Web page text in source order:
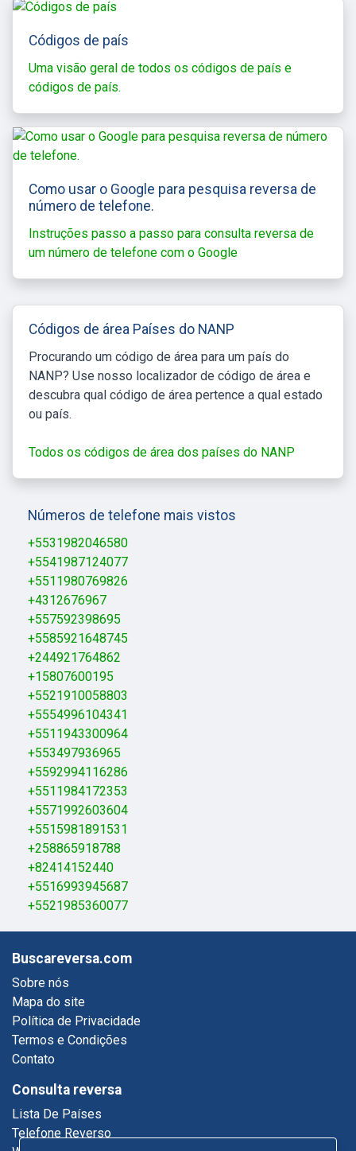
Códigos de país
Uma visão geral de todos os códigos de país e
códigos de país.
Como usar o Google para pesquisa reversa de
número de telefone.
Instruções passo a passo para consulta reversa de
um número de telefone com o Google
Códigos de área Países do NANP
Procurando um código de área para um país do
NANP? Use nosso localizador de código de área e
descubra qual código de área pertence a qual estado
ou país.
Todos os códigos de área dos países do NANP
Números de telefone mais vistos
+5531982046580
+5541987124077
+5511980769826
+4312676967
+557592398695
+5585921648745
+244921764862
+15807600195
+5521910058803
+5554996104341
+5511943300964
+553497936965
+5592994116286
+5511984172353
+5571992603604
+5515981891531
+258865918788
+82414152440
+5516993945687
+5521985360077
Buscareversa.com
Sobre nós
Mapa do site
Política de Privacidade
Termos e Condições
Contato
Consulta reversa
Lista De Países
Telefone Reverso